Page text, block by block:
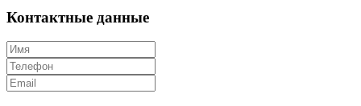
Контактные данные